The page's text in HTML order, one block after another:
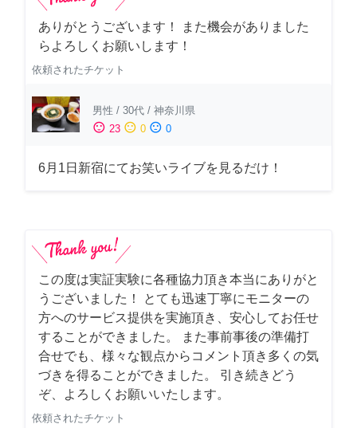
ありがとうございます！ また機会がありました
らよろしくお願いします！
依頼されたチケット
男性 / 30代 / 神奈川県
sentiment_satisfied 23 sentiment_neutral 0 sentiment_dissatisfied 0
6月1日新宿にてお笑いライブを見るだけ！
この度は実証実験に各種協力頂き本当にありがと
うございました！ とても迅速丁寧にモニターの
方へのサービス提供を実施頂き、安心してお任せ
することができました。 また事前事後の準備打
合せでも、様々な観点からコメント頂き多くの気
づきを得ることができました。 引き続きどう
ぞ、よろしくお願いいたします。
依頼されたチケット